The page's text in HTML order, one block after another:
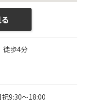
徒歩4分
9:30～18:00